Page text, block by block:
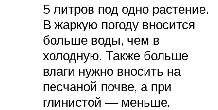
5 литров под одно растение.
В жаркую погоду вносится
больше воды, чем в
холодную. Также больше
влаги нужно вносить на
песчаной почве, а при
глинистой — меньше.